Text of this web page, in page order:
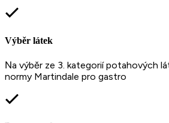
Výběr látek
Na výběr ze 3. kategorií potahových
normy Martindale pro gastro